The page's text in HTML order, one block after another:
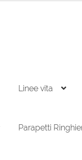
Linee vita
Parapetti